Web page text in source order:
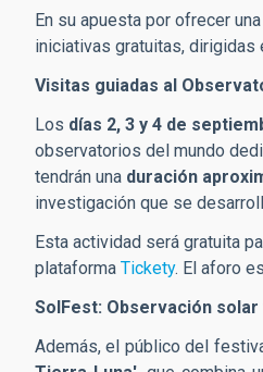
En su apuesta por ofrecer
iniciativas gratuitas, dirigidas
Visitas guiadas al
Los días 2, 3 y 4 de
observatorios del mundo
tendrán una duración
investigación que se
Esta actividad será gratuita
plataforma Tickety. El aforo
SolFest: Observación
Además, el público del